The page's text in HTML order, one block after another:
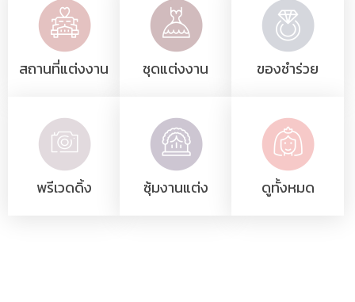
สถานที่แต่งงาน ชุดแต่งงาน ของชำร่วย
พรีเวดดิ้ง ซุ้มงานแต่ง ดูทั้งหมด